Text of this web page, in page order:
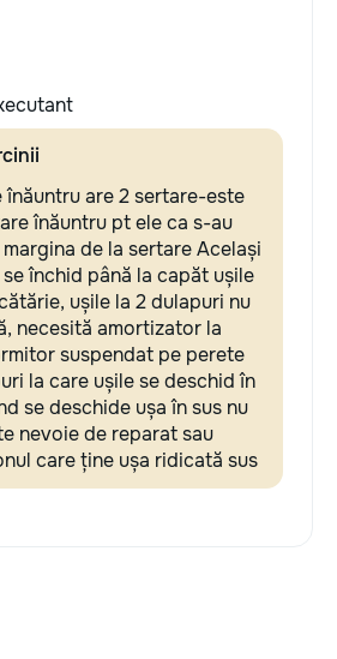
înăuntru are 2 sertare-este
înăuntru pt ele ca s-au
de la sertare Același
închid până la capăt ușile
ușile la 2 dulapuri nu
necesită amortizator la
suspendat pe perete
la care ușile se deschid în
se deschide ușa în sus nu
nevoie de reparat sau
care ține ușa ridicată sus